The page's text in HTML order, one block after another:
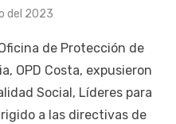
del 2023
de Protección de
OPD Costa, expusieron
Social, Líderes para
a las directivas de